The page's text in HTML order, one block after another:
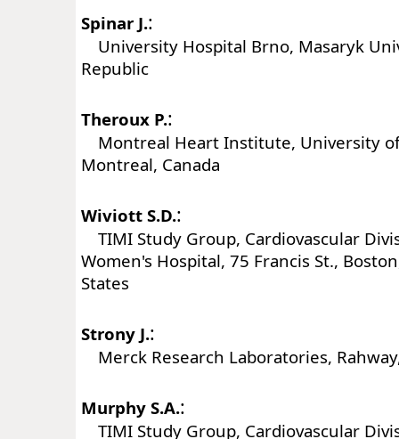
Spinar J.:
University Hospital Brno, Masaryk
Republic
Theroux P.:
Montreal Heart Institute, University
Montreal, Canada
Wiviott S.D.:
TIMI Study Group, Cardiovascular
Women's Hospital, 75 Francis St.,
States
Strony J.:
Merck Research Laboratories,
Murphy S.A.:
TIMI Study Group, Cardiovascular